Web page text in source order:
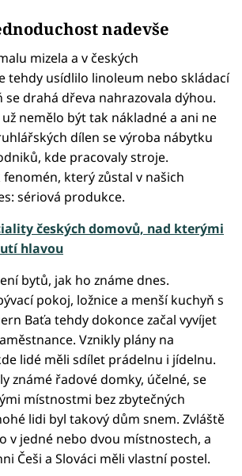
nadevše
mizela a v českých
tehdy usídlilo linoleum nebo skládací
se drahá dřeva nahrazovala dýhou.
nemělo být tak nákladné a ani ne
dílen se výroba nábytku
kde pracovaly stroje.
který zůstal v našich
sériová produkce.
českých domovů, nad kterými
hlavou
bytů, jak ho známe dnes.
pokoj, ložnice a menší kuchyň s
Baťa tehdy dokonce začal vyvíjet
Vznikly plány na
lidé měli sdílet prádelnu i jídelnu.
známé řadové domky, účelné, se
místnostmi bez zbytečných
lidi byl takový dům snem. Zvláště
v jedné nebo dvou místnostech, a
Češi a Slováci měli vlastní postel.